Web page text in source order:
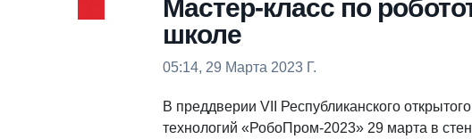
Мастер-класс по
школе
05:14, 29 Марта 2023 Г.
В преддверии VII Республиканского
технологий «РобоПром-2023» 29 марта в